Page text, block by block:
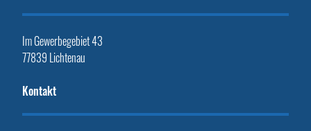
Im Gewerbegebiet 43
77839 Lichtenau
Kontakt